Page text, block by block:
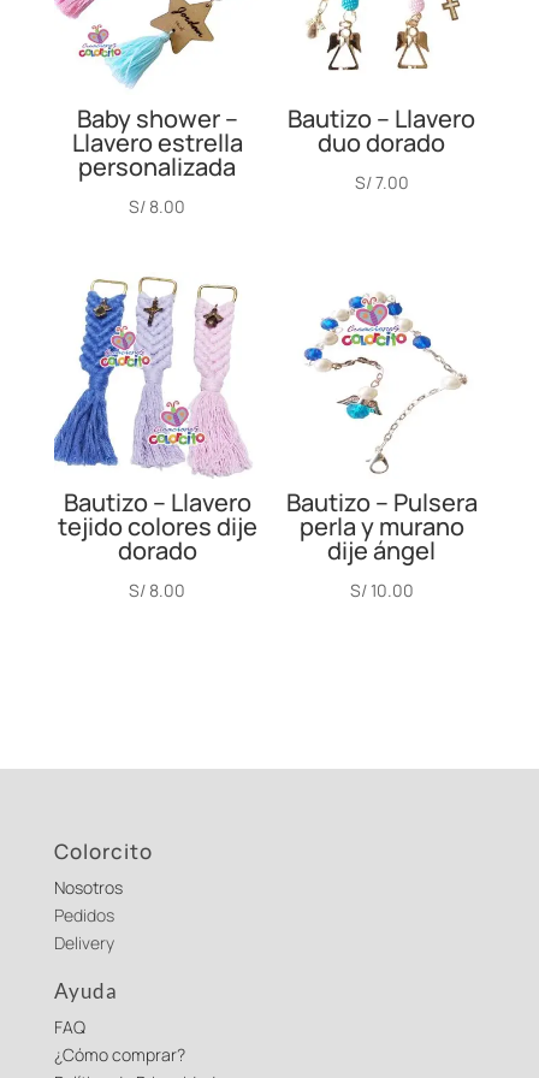
Baby shower –
Llavero estrella
personalizada
S/ 8.00
Bautizo – Llavero
duo dorado
S/7.00
Bautizo – Llavero
tejido colores dije
dorado
S/ 8.00
Bautizo – Pulsera
perla y murano
dije ángel
S/10.00
Colorcito
Nosotros
Pedidos
Delivery
Ayuda
FAQ
¿Cómo comprar?